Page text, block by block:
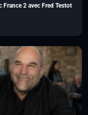
2 avec Fred Testot